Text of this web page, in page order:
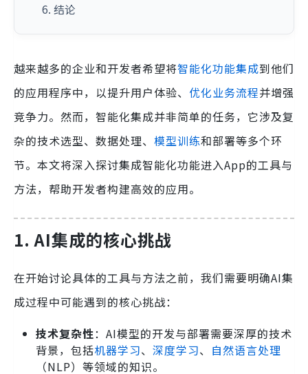
6. 结论
越来越多的企业和开发者希望将智能化功能集成到他们
的应用程序中，以提升用户体验、 优化业务流程并增强
竞争力。然而，智能化集成并非简单的任务，它涉及复
杂的技术选型、数据处理、 模型训练和部署等多个环
节。本文将深入探讨集成智能化功能进入App的工具与
方法，帮助开发者构建高效的应用。
1. AI集成的核心挑战
在开始讨论具体的工具与方法之前，我们需要明确AI集
成过程中可能遇到的核心挑战：
技术复杂性：AI模型的开发与部署需要深厚的技术
背景，包括机器学习、 深度学习、 自然语言处理
（NLP）等领域的知识。